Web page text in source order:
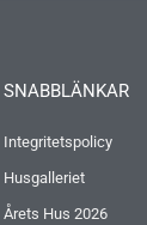
SNABBLÄNKAR
Integritetspolicy
Husgalleriet
Årets Hus 2026